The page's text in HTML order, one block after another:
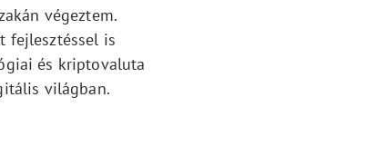
végeztem.
fejlesztéssel is
és kriptovaluta
világban.